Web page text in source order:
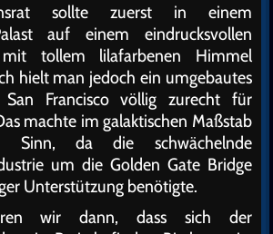
sollte zuerst in einem
auf einem eindrucksvollen
mit tollem lilafarbenen Himmel
hielt man jedoch ein umgebautes
San Francisco völlig zurecht für
machte im galaktischen Maßstab
Sinn, da die schwächelnde
um die Golden Gate Bridge
Unterstützung benötigte.
wir dann, dass sich der